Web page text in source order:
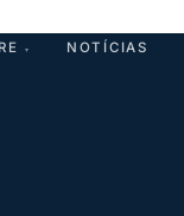
▾ NOTÍCIAS